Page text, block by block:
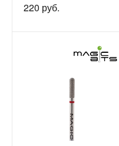
220 руб.